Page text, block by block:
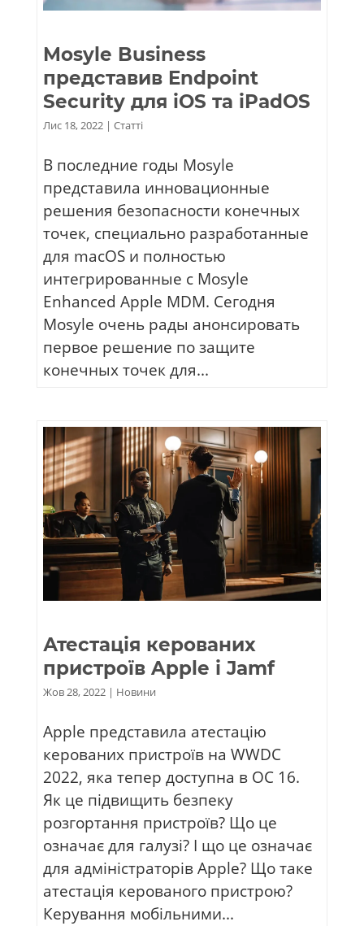
Mosyle Business
представив Endpoint
Security для iOS та iPadOS
Лис 18, 2022| Статті
В последние годы Mosyle
представила инновационные
решения безопасности конечных
точек, специально разработанные
для macOS и полностью
интегрированные с Mosyle
Enhanced Apple MDM. Сегодня
Mosyle очень рады анонсировать
первое решение по защите
конечных точек для...
Атестація керованих
пристроїв Apple і Jamf
Жов 28, 2022| Новини
Apple представила атестацію
керованих пристроїв на WWDC
2022, яка тепер доступна в ОС 16.
Як це підвищить безпеку
розгортання пристроїв? Що це
означає для галузі? І що це означає
для адміністраторів Apple? Що таке
атестація керованого пристрою?
Керування мобільними...